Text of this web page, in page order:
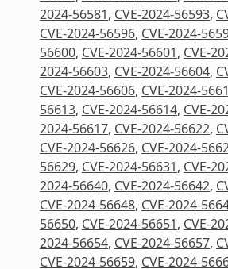
2024-56581, CVE-2024-56593,
CVE-2024-56596, CVE-2024-
56600, CVE-2024-56601, CVE-
2024-56603, CVE-2024-56604,
CVE-2024-56606, CVE-2024-
56613, CVE-2024-56614, CVE-
2024-56617, CVE-2024-56622,
CVE-2024-56626, CVE-2024-
56629, CVE-2024-56631, CVE-
2024-56640, CVE-2024-56642,
CVE-2024-56648, CVE-2024-
56650, CVE-2024-56651, CVE-
2024-56654, CVE-2024-56657,
CVE-2024-56659, CVE-2024-